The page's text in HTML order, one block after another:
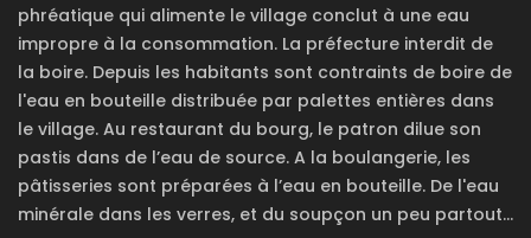
phréatique qui alimente le village conclut à une eau
impropre à la consommation. La préfecture interdit de
la boire. Depuis les habitants sont contraints de boire de
l'eau en bouteille distribuée par palettes entières dans
le village. Au restaurant du bourg, le patron dilue son
pastis dans de l’eau de source. A la boulangerie, les
pâtisseries sont préparées à l’eau en bouteille. De l'eau
minérale dans les verres, et du soupçon un peu partout…